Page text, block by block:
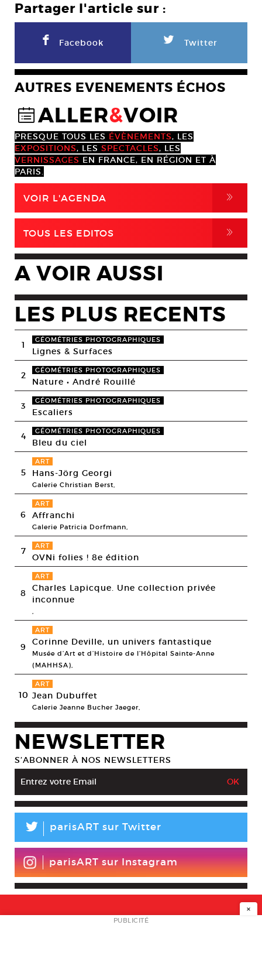
Partager l'article sur :
F Facebook L Twitter
AUTRES EVENEMENTS ÉCHOS
@ALLER&VOIR
PRESQUE TOUS LES ÉVÈNEMENTS, LES
EXPOSITIONS, LES SPECTACLES, LES
VERNISSAGES EN FRANCE, EN RÉGION ET À
PARIS.
VOIR L'AGENDA ,
TOUS LES EDITOS ,
A VOIR AUSSI
LES PLUS RECENTS
1 GÉOMÉTRIES PHOTOGRAPHIQUES
Lignes & Surfaces
2 GÉOMÉTRIES PHOTOGRAPHIQUES
Nature • André Rouillé
3 GÉOMÉTRIES PHOTOGRAPHIQUES
Escaliers
4 GÉOMÉTRIES PHOTOGRAPHIQUES
Bleu du ciel
5
ART
Hans-Jörg Georgi
Galerie Christian Berst,
6
ART
Affranchi
Galerie Patricia Dorfmann,
7 ART
OVNi folies ! 8e édition
8
ART
Charles Lapicque. Une collection privée
inconnue
,
9
ART
Corinne Deville, un univers fantastique
Musée d’Art et d’Histoire de l’Hôpital Sainte-Anne
(MAHHSA),
10
ART
Jean Dubuffet
Galerie Jeanne Bucher Jaeger,
NEWSLETTER
S’ABONNER À NOS NEWSLETTERS
L parisART sur Twitter
parisART sur Instagram
NEWSLETTER
×
PUBLICITÉ